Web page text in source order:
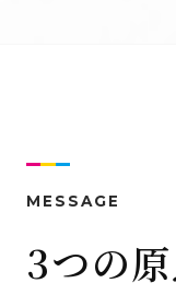
MESSAGE
3つの